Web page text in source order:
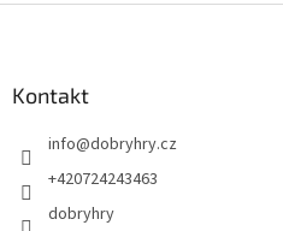
Kontakt
info@dobryhry.cz
+420724243463
dobryhry